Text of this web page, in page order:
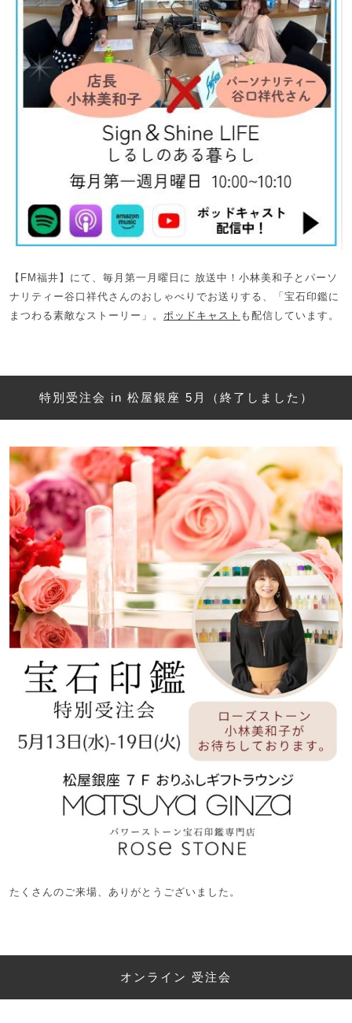
【FM福井】にて、毎月第一月曜日に 放送中！小林美和子とパーソ
ナリティー谷口祥代さんのおしゃべりでお送りする、「宝石印鑑に
まつわる素敵なストーリー」。 ポッドキャスト も配信しています。
特別受注会 in 松屋銀座 5月（終了しました）
たくさんのご来場、ありがとうございました。
オンライン 受注会